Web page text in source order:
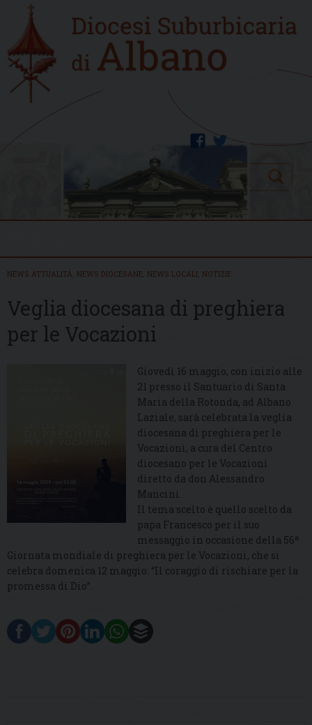
content
Home
new
twitter
facebook
Search
NEWS ATTUALITÀ NEWS DIOCESANE NEWS LOCALI NOTIZIE
Veglia diocesana di preghiera
per le Vocazioni
Giovedì 16 maggio, con inizio alle
21 presso il Santuario di Santa
Maria della Rotonda, ad Albano
Laziale, sarà celebrata la veglia
diocesana di preghiera per le
Vocazioni, a cura del Centro
diocesano per le Vocazioni
diretto da don Alessandro
Mancini.
Il tema scelto è quello scelto da
papa Francesco per il suo
messaggio in occasione della 56a
Giornata mondiale di preghiera per le Vocazioni, che si
celebra domenica 12 maggio: “Il coraggio di rischiare per la
promessa di Dio”.